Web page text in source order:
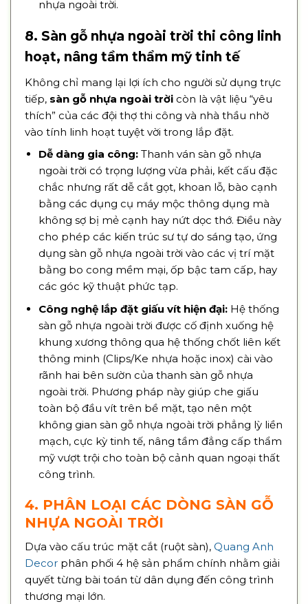
nhựa ngoài trời.
8. Sàn gỗ nhựa ngoài trời thi công linh
hoạt, nâng tầm thẩm mỹ tinh tế
Không chỉ mang lại lợi ích cho người sử dụng trực
tiếp, sàn gỗ nhựa ngoài trời còn là vật liệu “yêu
thích” của các đội thợ thi công và nhà thầu nhờ
vào tính linh hoạt tuyệt vời trong lắp đặt.
Dễ dàng gia công:Thanh ván sàn gỗ nhựa
ngoài trời có trọng lượng vừa phải, kết cấu đặc
chắc nhưng rất dễ cắt gọt, khoan lỗ, bào cạnh
bằng các dụng cụ máy mộc thông dụng mà
không sợ bị mẻ cạnh hay nứt dọc thớ. Điều này
cho phép các kiến trúc sư tự do sáng tạo, ứng
dụng sàn gỗ nhựa ngoài trời vào các vị trí mặt
bằng bo cong mềm mại, ốp bậc tam cấp, hay
các góc kỹ thuật phức tạp.
Công nghệ lắp đặt giấu vít hiện đại:Hệ thống
sàn gỗ nhựa ngoài trời được cố định xuống hệ
khung xương thông qua hệ thống chốt liên kết
thông minh (Clips/Ke nhựa hoặc inox) cài vào
rãnh hai bên sườn của thanh sàn gỗ nhựa
ngoài trời. Phương pháp này giúp che giấu
toàn bộ đầu vít trên bề mặt, tạo nên một
không gian sàn gỗ nhựa ngoài trời phẳng lỳ liền
mạch, cực kỳ tinh tế, nâng tầm đẳng cấp thẩm
mỹ vượt trội cho toàn bộ cảnh quan ngoại thất
công trình.
4. PHÂN LOẠI CÁC DÒNG SÀN GỖ
NHỰA NGOÀI TRỜI
Dựa vào cấu trúc mặt cắt (ruột sàn), Quang Anh
Decor phân phối 4 hệ sản phẩm chính nhằm giải
quyết từng bài toán từ dân dụng đến công trình
thương mại lớn.